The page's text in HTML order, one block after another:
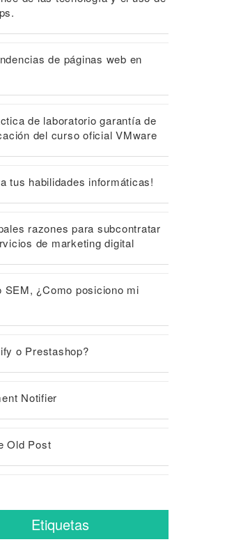
de páginas web en
de laboratorio garantía de
del curso oficial VMware
tus habilidades informáticas!
razones para subcontratar
de marketing digital
SEM, ¿Como posiciono mi
o Prestashop?
Notifier
Old Post
Etiquetas